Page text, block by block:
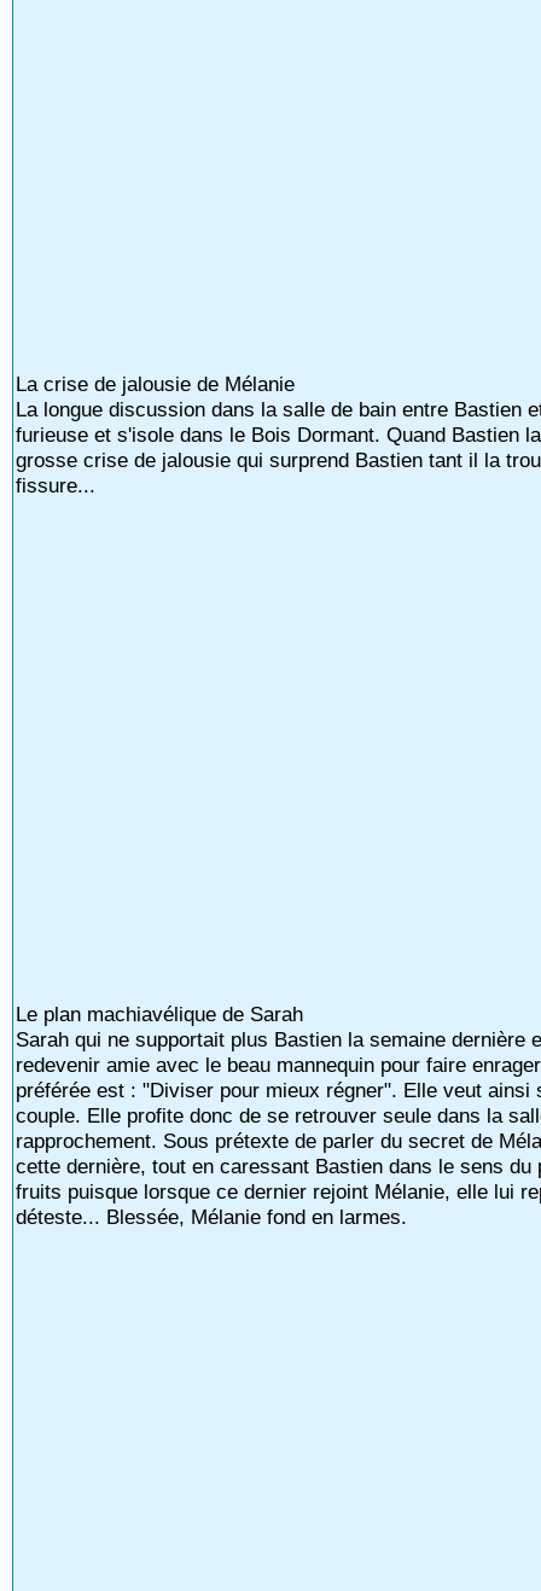
La crise de jalousie de Mélanie
La longue discussion dans la salle de bain entre Bastien
furieuse et s'isole dans le Bois Dormant. Quand Bastien
grosse crise de jalousie qui surprend Bastien tant il la
fissure...
Le plan machiavélique de Sarah
Sarah qui ne supportait plus Bastien la semaine
redevenir amie avec le beau mannequin pour faire
préférée est : "Diviser pour mieux régner". Elle veut
couple. Elle profite donc de se retrouver seule dans la
rapprochement. Sous prétexte de parler du secret de
cette dernière, tout en caressant Bastien dans le sens
fruits puisque lorsque ce dernier rejoint Mélanie, elle lui
déteste... Blessée, Mélanie fond en larmes.